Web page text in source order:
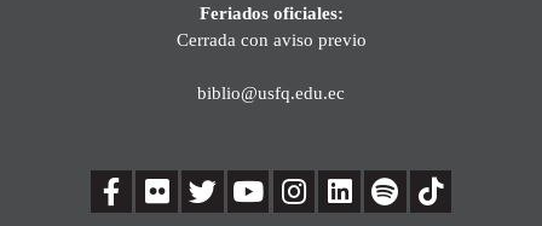
Feriados oficiales:
Cerrada con aviso previo
biblio@usfq.edu.ec